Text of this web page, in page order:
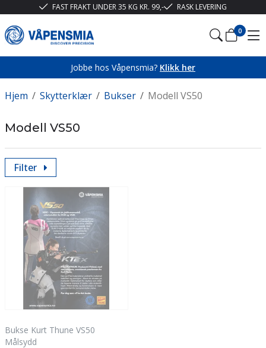
FAST FRAKT UNDER 35 KG KR. 99,- RASK LEVERING
0
Jobbe hos Våpensmia? Klikk her
/
Hjem /
Skytterklær /
Bukser Modell VS50
Modell VS50
Filter
Bukse Kurt Thune VS50
Målsydd